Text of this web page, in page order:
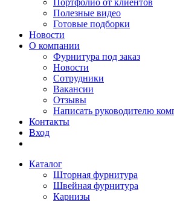
Портфолио от клиентов
Полезные видео
Готовые подборки
Новости
О компании
Фурнитура под заказ
Новости
Сотрудники
Вакансии
Отзывы
Написать руководителю
Контакты
Вход
Каталог
Шторная фурнитура
Швейная фурнитура
Карнизы